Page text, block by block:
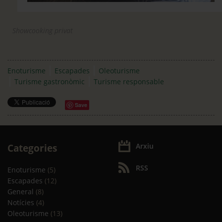
Enoturisme Escapades
Oleoturisme
Turisme gastronòmic
Turisme responsable
Save
Categories
Enoturisme (5)
Escapades (12)
General (8)
Notícies (4)
Oleoturisme (13)
Arxiu
RSS